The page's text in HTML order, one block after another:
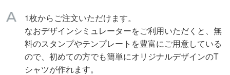
1枚からご注文いただけます。
なおデザインシミュレーターをご利用いただくと、無
料のスタンプやテンプレートを豊富にご用意している
ので、初めての方でも簡単にオリジナルデザインのT
シャツが作れます。